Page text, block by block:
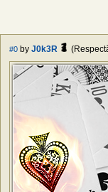
#0 by J0k3R